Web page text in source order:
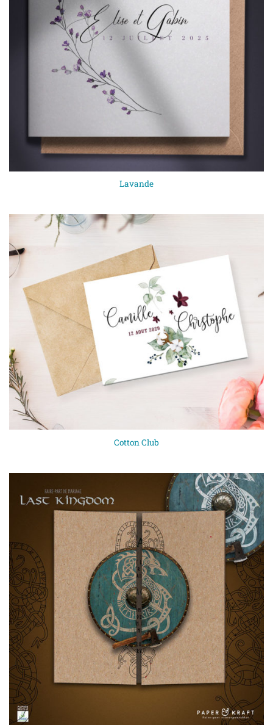
Lavande
Cotton Club